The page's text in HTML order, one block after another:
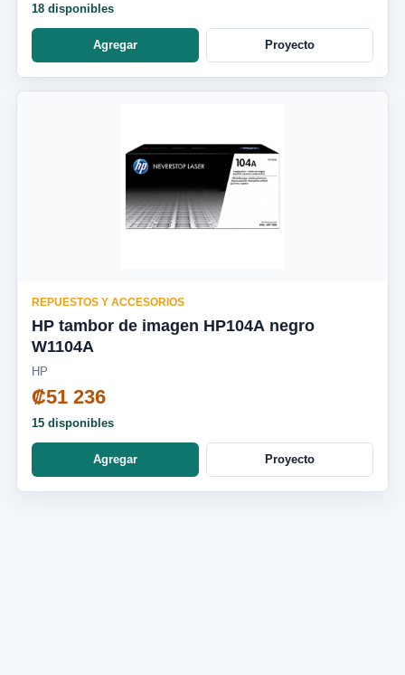
18 disponibles
Agregar Proyecto
REPUESTOS Y ACCESORIOS
HP tambor de imagen HP104A negro
W1104A
HP
₡51 236
15 disponibles
Agregar Proyecto